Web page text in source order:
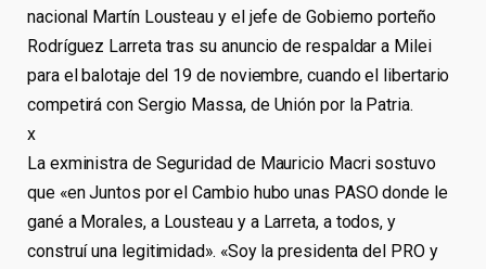
nacional Martín Lousteau y el jefe de Gobierno porteño
Rodríguez Larreta tras su anuncio de respaldar a Milei
para el balotaje del 19 de noviembre, cuando el libertario
competirá con Sergio Massa, de Unión por la Patria.
x
La exministra de Seguridad de Mauricio Macri sostuvo
que «en Juntos por el Cambio hubo unas PASO donde le
gané a Morales, a Lousteau y a Larreta, a todos, y
construí una legitimidad». «Soy la presidenta del PRO y